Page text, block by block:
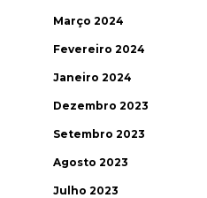
Março 2024
Fevereiro 2024
Janeiro 2024
Dezembro 2023
Setembro 2023
Agosto 2023
Julho 2023